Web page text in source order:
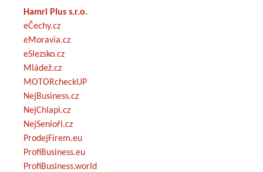
Hamri Plus s.r.o.
eČechy.cz
eMoravia.cz
eSlezsko.cz
Mládež.cz
MOTORcheckUP
NejBusiness.cz
NejChlapi.cz
NejSenioři.cz
ProdejFirem.eu
ProfiBusiness.eu
ProfiBusiness.world